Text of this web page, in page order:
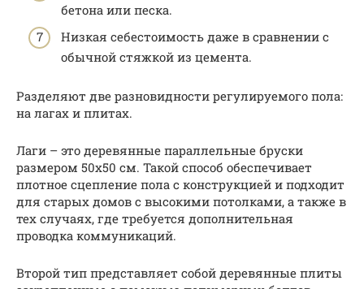
бетона или песка.
Низкая себестоимость даже в сравнении с
обычной стяжкой из цемента.
Разделяют две разновидности регулируемого пола:
на лагах и плитах.
Лаги – это деревянные параллельные бруски
размером 50х50 см. Такой способ обеспечивает
плотное сцепление пола с конструкцией и подходит
для старых домов с высокими потолками, а также в
тех случаях, где требуется дополнительная
проводка коммуникаций.
Второй тип представляет собой деревянные плиты